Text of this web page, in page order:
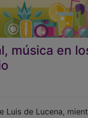
música en
de Lucena,